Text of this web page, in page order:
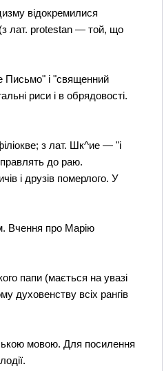
відокремилися
(з лат. protestan — той, що
Письмо" і "священний
риси і в обрядовості.
з лат. Шк^ие — "і
до раю.
і друзів померлого. У
Вчення про Марію
папи (мається на увазі
духовенству всіх рангів
мовою. Для посилення